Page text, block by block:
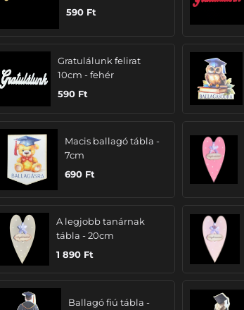
590 Ft
Gratulálunk felirat
10cm - fehér
590 Ft
Macis ballagó tábla -
7cm
690 Ft
A legjobb tanárnak
tábla - 20cm
1 890 Ft
Ballagó fiú tábla -